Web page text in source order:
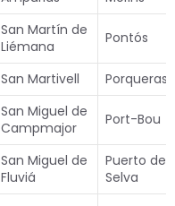
San Martín de
Liémana
Pontós
San Martivell Porqueras
San Miguel de
Campmajor
Port-Bou
San Miguel de
Fluviá
Puerto de
Selva